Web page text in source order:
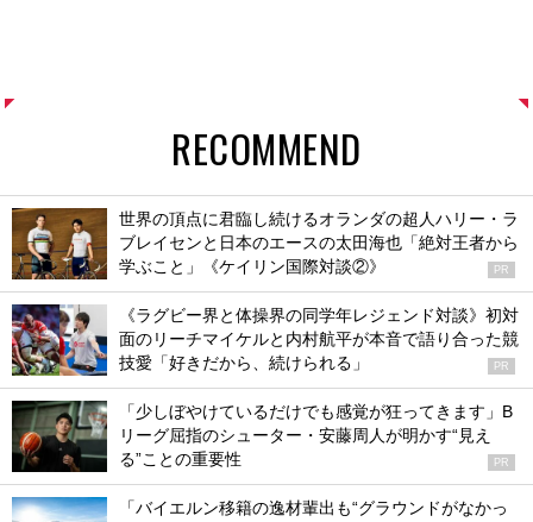
RECOMMEND
世界の頂点に君臨し続けるオランダの超人ハリー・ラ
ブレイセンと日本のエースの太田海也「絶対王者から
学ぶこと」《ケイリン国際対談②》
PR
《ラグビー界と体操界の同学年レジェンド対談》初対
面のリーチマイケルと内村航平が本音で語り合った競
技愛「好きだから、続けられる」
PR
「少しぼやけているだけでも感覚が狂ってきます」B
リーグ屈指のシューター・安藤周人が明かす“見え
る”ことの重要性
PR
「バイエルン移籍の逸材輩出も“グラウンドがなかっ